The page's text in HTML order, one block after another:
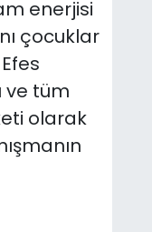
enerjisi
çocuklar
ve tüm
olarak